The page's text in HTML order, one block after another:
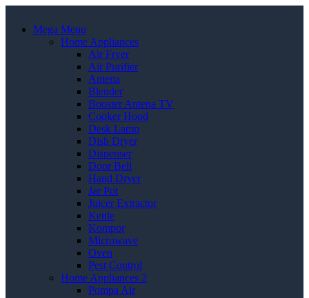
Mega Menu
Home Appliances
Air Fryer
Air Purifier
Antena
Blender
Booster Antena TV
Cooker Hood
Desk Lamp
Dish Dryer
Dispenser
Door Bell
Hand Dryer
Jar Pot
Juicer Extractor
Kettle
Kompor
Microwave
Oven
Pest Control
Home Appliances 2
Pompa Air